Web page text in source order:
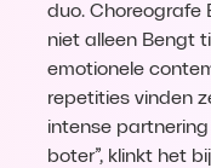
duo. Choreografe
niet alleen Bengt
emotionele
repetities vinden
intense
boter”, klinkt het